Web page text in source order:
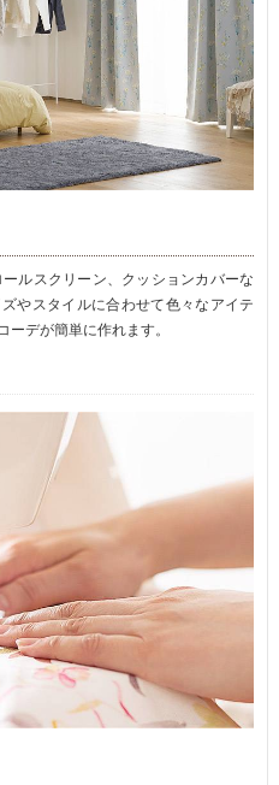
ルスクリーン、クッションカバーな
やスタイルに合わせて色々なアイテ
デが簡単に作れます。